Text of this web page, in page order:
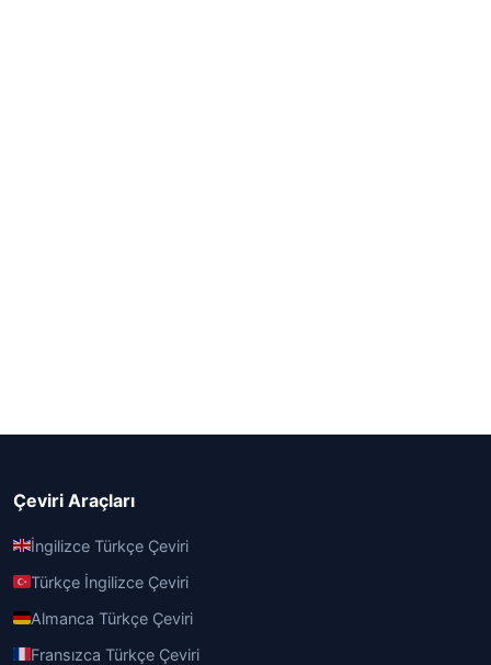
Çeviri Araçları
İngilizce Türkçe Çeviri
Türkçe İngilizce Çeviri
Almanca Türkçe Çeviri
Fransızca Türkçe Çeviri